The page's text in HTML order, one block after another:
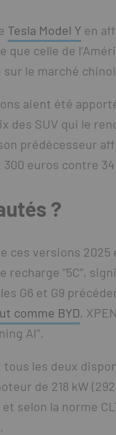
Tesla Model Y en
que celle de
le marché
aient été
des SUV qui le
prédécesseur
300 euros contre
?
ces versions 2025
“5C”,
G6 et G9
comme BYD,
AI”.
tous les deux
de 218 kW
selon la norme